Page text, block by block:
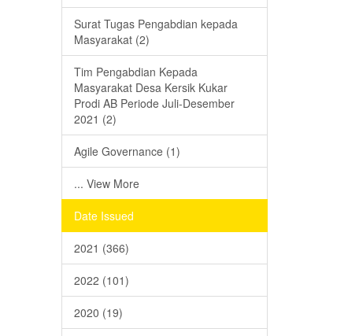
Surat Tugas Pengabdian kepada
Masyarakat (2)
Tim Pengabdian Kepada
Masyarakat Desa Kersik Kukar
Prodi AB Periode Juli-Desember
2021 (2)
Agile Governance (1)
... View More
Date Issued
2021 (366)
2022 (101)
2020 (19)